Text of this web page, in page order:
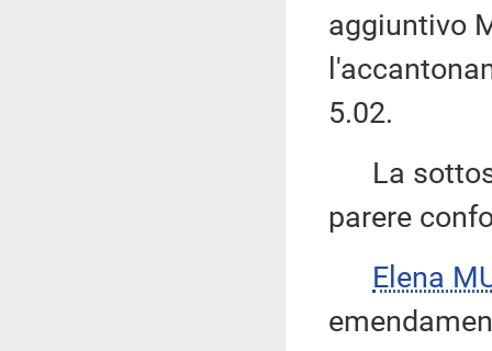
aggiuntivo
5.02.
La
parere
Elena